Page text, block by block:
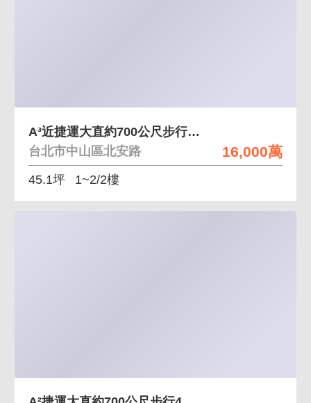
16,000萬
A³近捷運大直約700公尺步行4分鐘面寬透天店面
台北市中山區北安路
45.1坪 1~2/2樓